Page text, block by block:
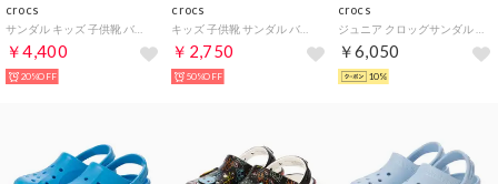
crocs
￥4,400
20%OFF
crocs
￥2,750
50%OFF
crocs
￥6,050
10%